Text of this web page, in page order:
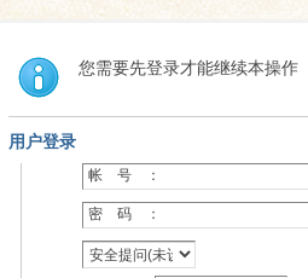
您需要先登录才能继续本操作
用户登录
帐 号 ：
密 码 ：